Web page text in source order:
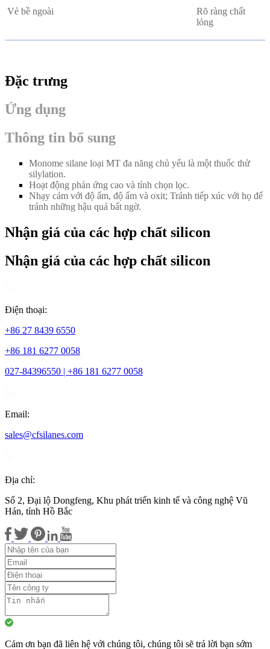
Vẻ bề ngoài
Rõ ràng chất
lỏng
Đặc trưng
Ứng dụng
Thông tin bổ sung
Monome silane loại MT đa năng chủ yếu là một thuốc thử
silylation.
Hoạt động phản ứng cao và tính chọn lọc.
Nhạy cảm với độ ẩm, độ ẩm và oxit; Tránh tiếp xúc với họ để
tránh những hậu quả bất ngờ.
Nhận giá của các hợp chất silicon
Nhận giá của các hợp chất silicon
Điện thoại:
+86 27 8439 6550
+86 181 6277 0058
027-84396550 | +86 181 6277 0058
Email:
sales@cfsilanes.com
Địa chỉ:
Số 2, Đại lộ Dongfeng, Khu phát triển kinh tế và công nghệ Vũ
Hán, tỉnh Hồ Bắc
Cảm ơn bạn đã liên hệ với chúng tôi, chúng tôi sẽ trả lời bạn sớm